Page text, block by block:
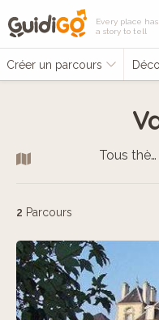
Every place has
a story to tell
Créer un parcours
Tous thèmes
2 Parcours